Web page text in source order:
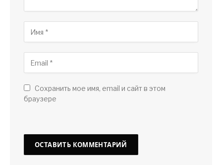
Сохранить мое имя, email и сайт в этом
браузере